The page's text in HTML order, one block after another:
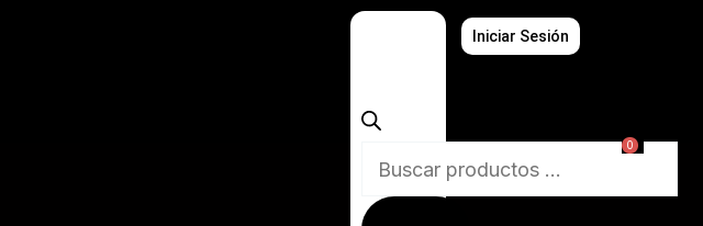
productos
Iniciar Sesión
0